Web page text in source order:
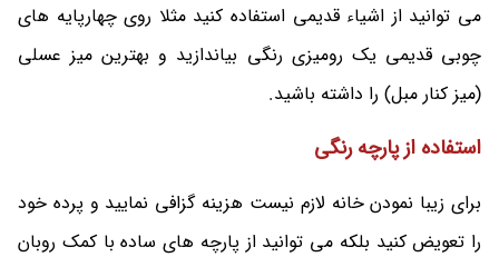
می توانید از اشیاء قدیمی استفاده کنید مثلا روی چهارپایه های
چوبی قدیمی یک رومیزی رنگی بیاندازید و بهترین میز عسلی
(میز کنار مبل) را داشته باشید.
استفاده از پارچه رنگی
برای زیبا نمودن خانه لازم نیست هزینه گزافی نمایید و پرده خود
را تعویض کنید بلکه می توانید از پارچه های ساده با کمک روبان